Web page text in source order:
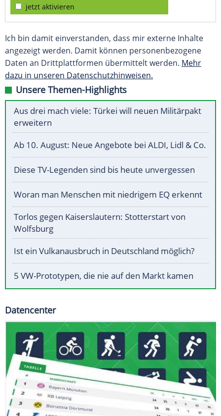
jetzt aktivieren
Ich bin damit einverstanden, dass mir externe Inhalte
angezeigt werden. Damit können personenbezogene
Daten an Drittplattformen übermittelt werden. Mehr
dazu in unseren Datenschutzhinweisen.
Unsere Themen-Highlights
Aus drei mach viele: Türkei will neuen Militärpakt
erweitern
Ab 10. August: Neue Angebote bei ALDI, Lidl & Co.
Diese TV-Legenden sind bis heute unvergessen
Woran man Menschen mit niedrigem EQ erkennt
Torlos gegen Kaiserslautern: Stotterstart von
Wolfsburg
Ist ein Vulkanausbruch in Deutschland möglich?
5 VW-Prototypen, die nie auf den Markt kamen
Datencenter